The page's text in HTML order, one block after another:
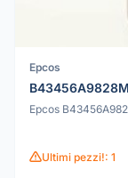
Epcos
B43456A9828M
Epcos
Ultimi pezzi!: 1